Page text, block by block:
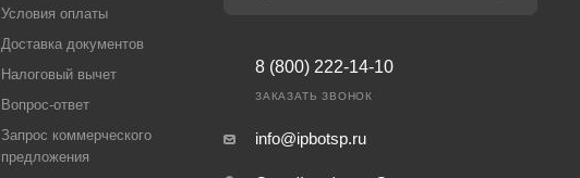
Условия оплаты
Доставка документов
Налоговый вычет
Вопрос-ответ
Запрос коммерческого
предложения
8 (800) 222-14-10
ЗАКАЗАТЬ ЗВОНОК
info@ipbotsp.ru